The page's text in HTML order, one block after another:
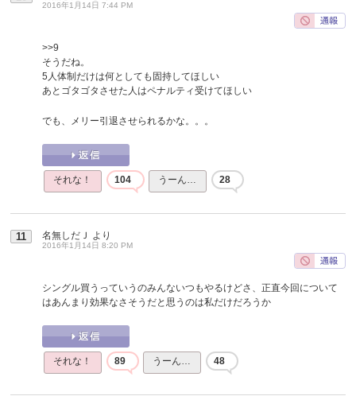
2016年1月14日 7:44 PM
>>9
そうだね。
5人体制だけは何としても固持してほしい
あとゴタゴタさせた人はペナルティ受けてほしい
でも、メリー引退させられるかな。。。
それな！ 104 うーん… 28
11 名無しだＪ より
2016年1月14日 8:20 PM
シングル買うっていうのみんないつもやるけどさ、正直今回について
はあんまり効果なさそうだと思うのは私だけだろうか
それな！ 89 うーん… 48